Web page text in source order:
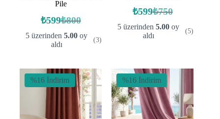
Pile
₺800
Orijinal
fiyat:
₺800.
₺599Şu
andaki
fiyat:
5 üzerinden5.00 oy
aldı
(3)
₺750
Orijinal
fiyat:
₺750.
₺599Şu
andaki
fiyat:
5 üzerinden5.00 oy
aldı
(5)
%16 İndirim %16 İndirim